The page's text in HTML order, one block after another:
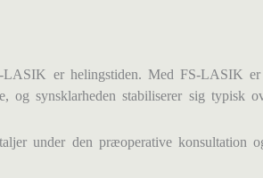
er helingstiden. Med FS-LASIK
og synsklarheden stabiliserer sig typisk
under den præoperative konsultation